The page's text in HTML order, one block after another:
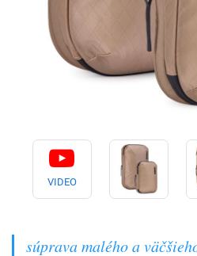
VIDEO
súprava malého a